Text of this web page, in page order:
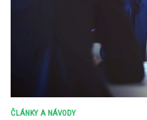
ČLÁNKY A NÁVODY